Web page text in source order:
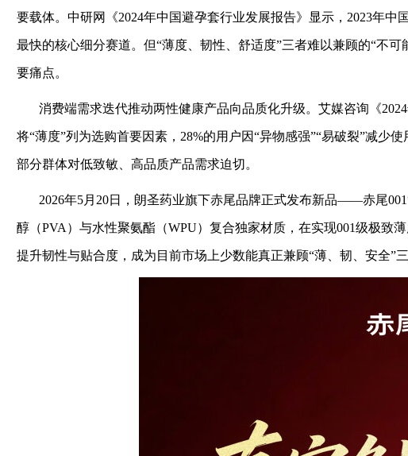
要载体。中研网《2024年中国避孕套行业发展报告》显示，2023年
最快的核心细分赛道。但“薄度、韧性、舒适度”三者难以兼顾的“不
要痛点。
消费端需求迭代推动两性健康产品向品质化升级。艾媒咨询《
将“薄度”列为选购首要因素，28%的用户因“异物感强”“易破裂”减少
部分群体对低致敏、高品质产品需求迫切。
2026年5月20日，朗圣药业旗下赤尾品牌正式发布新品——赤尾
醇（PVA）与水性聚氨酯（WPU）复合独家材质，在实现001级极致
提升韧性与贴合度，成为目前市场上少数能真正兼顾“薄、韧、安全”